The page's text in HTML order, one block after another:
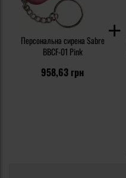
Персональна сирена Sabre
BBCF-01 Pink
958,63 грн